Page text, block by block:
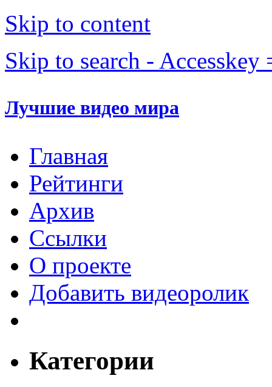
Skip to content
Skip to search - Accesskey
Лучшие видео мира
Главная
Рейтинги
Архив
Ссылки
О проекте
Добавить видеоролик
Категории